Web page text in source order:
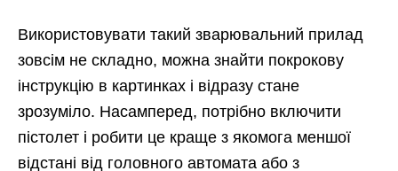
Використовувати такий зварювальний прилад
зовсім не складно, можна знайти покрокову
інструкцію в картинках і відразу стане
зрозуміло. Насамперед, потрібно включити
пістолет і робити це краще з якомога меншої
відстані від головного автомата або з